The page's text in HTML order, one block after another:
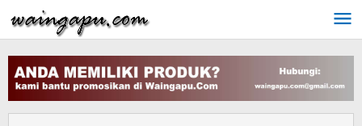
ke
konten